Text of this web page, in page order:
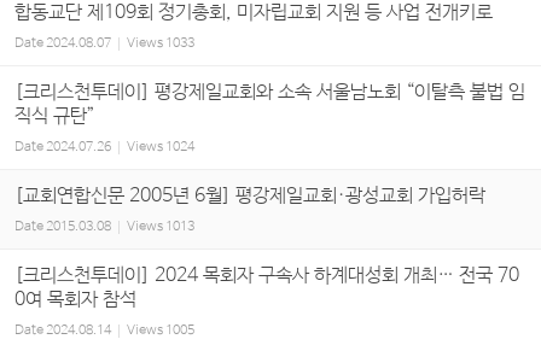
합동교단 제109회 정기총회, 미자립교회 지원 등 사업 전개키로
Date2024.08.07 Views 1033
[크리스천투데이] 평강제일교회와 소속 서울남노회 “이탈측 불법 임
직식 규탄”
Date2024.07.26 Views 1024
[교회연합신문 2005년 6월] 평강제일교회·광성교회 가입허락
Date 2015.03.08 Views 1013
[크리스천투데이] 2024 목회자 구속사 하계대성회 개최… 전국 70
0여 목회자 참석
Date2024.08.14 Views 1005